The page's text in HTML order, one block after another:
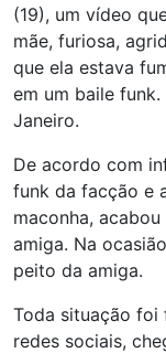
(19), um vídeo
mãe, furiosa,
que ela estava
em um baile
Janeiro.
De acordo com
funk da facção e
maconha,
amiga. Na
peito da amiga.
Toda situação foi
redes sociais,